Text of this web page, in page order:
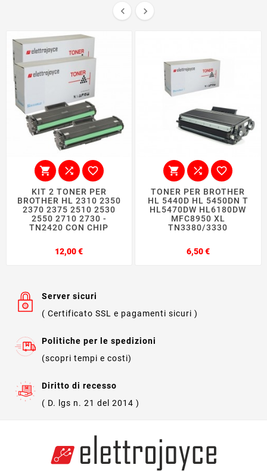
 
  
KIT 2 TONER PER
BROTHER HL 2310 2350
2370 2375 2510 2530
2550 2710 2730 -
TN2420 CON CHIP
12,00 €Prezzo
  
TONER PER BROTHER
HL 5440D HL 5450DN T
HL5470DW HL6180DW
MFC8950 XL
TN3380/3330
6,50 €Prezzo
Server sicuri
( Certificato SSL e pagamenti sicuri )
Politiche per le spedizioni
(scopri tempi e costi)
Diritto di recesso
( D. lgs n. 21 del 2014 )